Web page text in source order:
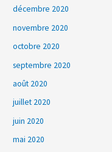
décembre 2020
novembre 2020
octobre 2020
septembre 2020
août 2020
juillet 2020
juin 2020
mai 2020